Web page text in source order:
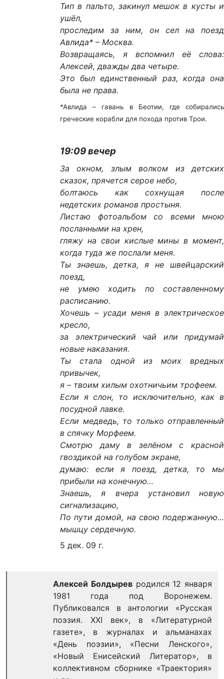
Тип в пальто, закинул мешок в кусты и
ушёл,
проследим за ним, он сел на поезд
Авлида* – Москва.
Возвращаясь, я вспомнил её слова:
Алексей, дважды два четыре.
Это был единственный раз, когда она
была не права.
*Авлида – гавань в Беотии, где собирались
греческие корабли для похода против Трои.
19:09 вечер
За окном, злым волком из детских
сказок, прячется серое небо,
болтаюсь как сохнущая после
недетских романов простыня.
Листаю фотоальбом со всеми мною
посланными на хрен,
гляжу на свои кислые мины в момент,
когда туда же послали меня.
Ты знаешь, детка, я не швейцарский
поезд,
не умею ходить по составленному
расписанию.
Хочешь – усади меня в электрическое
кресло,
за электрический чай или придумай
новые наказания.
Ты стала одной из моих вредных
привычек,
я – твоим хилым охотничьим трофеем.
Если я слон, то исключительно, как в
посудной лавке.
Если медведь, то только отправленный
в спячку Морфеем.
Смотрю даму в зелёном с красной
гвоздикой на голубом экране,
думаю: если я поезд, детка, то мы
прибыли на конечную…
Знаешь, я вчера установил новую
сигнализацию,
По пути домой, на свою подержанную…
мышцу сердечную.
5 дек. 09 г.
Алексей Болдыревродился 12 января
1981 года под Воронежем.
Публиковался в антологии «Русская
поэзия. XXI век», в «Литературной
газете», в журналах и альманахах
«День поэзии», «Песни Ленского»,
«Новый Енисейский Литератор», в
коллективном сборнике «Траектория»